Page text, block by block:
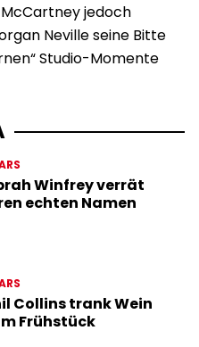
jedoch
Neville seine Bitte
Studio-Momente
Winfrey verrät
echten Namen
Collins trank Wein
Frühstück